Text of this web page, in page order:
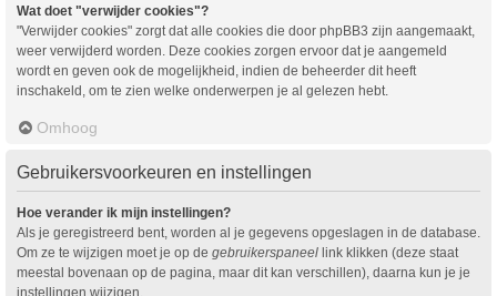
Wat doet "verwijder cookies"?
"Verwijder cookies" zorgt dat alle cookies die door phpBB3 zijn aangemaakt,
weer verwijderd worden. Deze cookies zorgen ervoor dat je aangemeld
wordt en geven ook de mogelijkheid, indien de beheerder dit heeft
inschakeld, om te zien welke onderwerpen je al gelezen hebt.
Omhoog
Gebruikersvoorkeuren en instellingen
Hoe verander ik mijn instellingen?
Als je geregistreerd bent, worden al je gegevens opgeslagen in de database.
Om ze te wijzigen moet je op de gebruikerspaneel link klikken (deze staat
meestal bovenaan op de pagina, maar dit kan verschillen), daarna kun je je
instellingen wijzigen.